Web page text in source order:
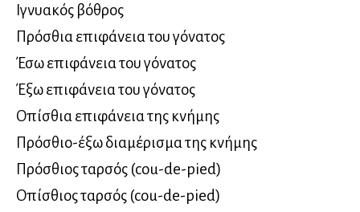
Ιγνυακός βόθρος
Πρόσθια επιφάνεια του γόνατος
Έσω επιφάνεια του γόνατος
Έξω επιφάνεια του γόνατος
Οπίσθια επιφάνεια της κνήμης
Πρόσθιο-έξω διαμέρισμα της κνήμης
Πρόσθιος ταρσός (cou-de-pied)
Οπίσθιος ταρσός (cou-de-pied)